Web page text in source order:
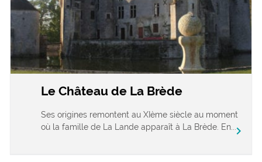
Le Château de La Brède
Ses origines remontent au XIème siècle au moment
où la famille de La Lande apparaît à La Brède. En...chevron_right